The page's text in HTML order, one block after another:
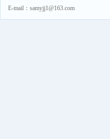
E-mail：samyjj1@163.com